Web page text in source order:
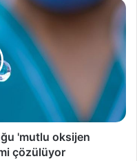
'mutlu oksijen
çözülüyor